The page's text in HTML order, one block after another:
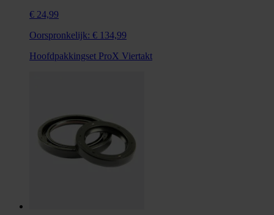
€ 24,99
Oorspronkelijk: € 134,99
Hoofdpakkingset ProX Viertakt